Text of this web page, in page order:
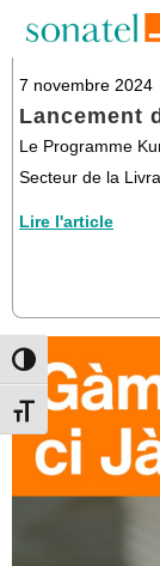
Toggle High
Toggle Font size
7 novembre 2024
Lancement
Le Programme
Secteur de la
Lire l'article